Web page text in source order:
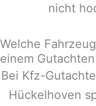
nicht
Welche
einem
Bei Kfz-
Hückelhoven